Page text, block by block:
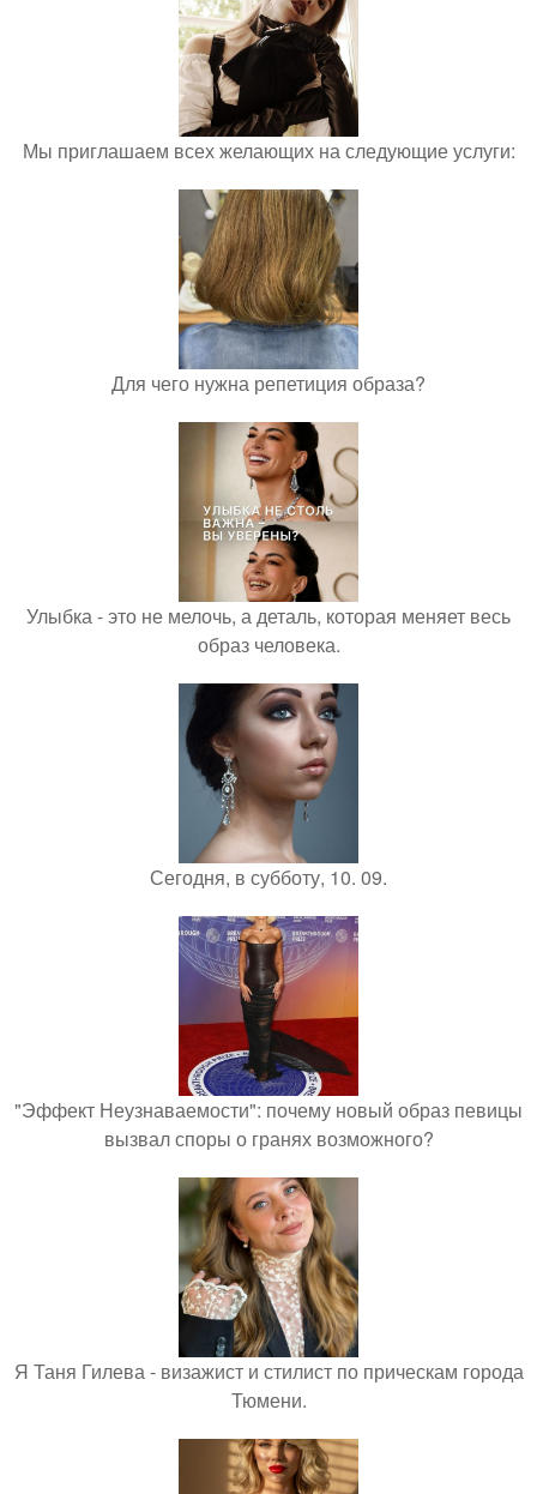
Мы приглашаем всех желающих на следующие услуги:
Для чего нужна репетиция образа?
Улыбка - это не мелочь, а деталь, которая меняет весь
образ человека.
Сегодня, в субботу, 10. 09.
"Эффект Неузнаваемости": почему новый образ певицы
вызвал споры о гранях возможного?
Я Таня Гилева - визажист и стилист по прическам города
Тюмени.